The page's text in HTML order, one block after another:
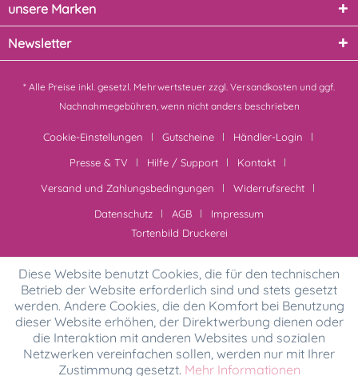
unsere Marken
Newsletter
* Alle Preise inkl. gesetzl. Mehrwertsteuer zzgl. Versandkosten und ggf.
Nachnahmegebühren, wenn nicht anders beschrieben
Cookie-Einstellungen Gutscheine
Händler-Login
Presse & TV
Hilfe / Support
Kontakt
Versand und Zahlungsbedingungen
Widerrufsrecht
Datenschutz
AGB
Impressum
Tortenbild Druckerei
Diese Website benutzt Cookies, die für den technischen
Betrieb der Website erforderlich sind und stets gesetzt
werden. Andere Cookies, die den Komfort bei Benutzung
dieser Website erhöhen, der Direktwerbung dienen oder
die Interaktion mit anderen Websites und sozialen
Netzwerken vereinfachen sollen, werden nur mit Ihrer
Zustimmung gesetzt. Mehr Informationen